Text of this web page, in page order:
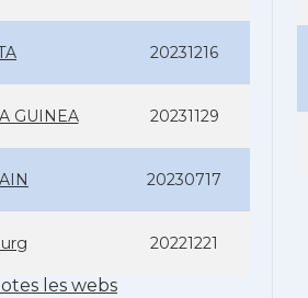
20231216
GUINEA 20231129
20230717
20221221
les webs